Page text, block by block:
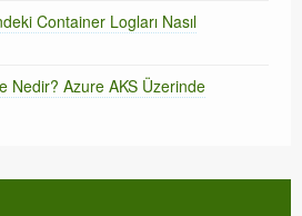
Container Logları Nasıl
Nedir? Azure AKS Üzerinde